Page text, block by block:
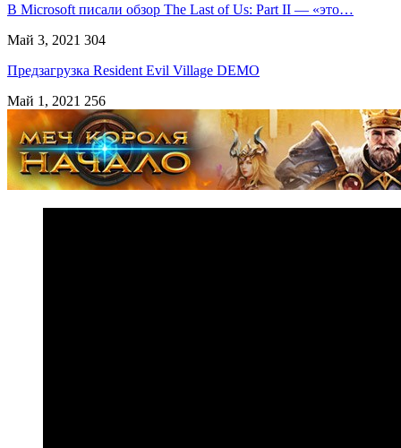
В Microsoft писали обзор The Last of Us: Part II — «это…
Май 3, 2021 304
Предзагрузка Resident Evil Village DEMO
Май 1, 2021 256